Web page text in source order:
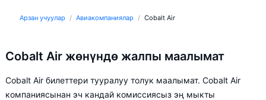
Арзан учуулар Авиакомпаниялар Cobalt Air
Cobalt Air жөнүндө жалпы маалымат
Cobalt Air билеттери тууралуу толук маалымат. Cobalt Air
компаниясынан эч кандай комиссиясыз эң мыкты